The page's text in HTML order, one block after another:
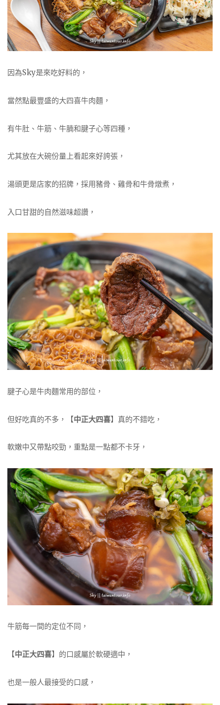
因為Sky是來吃好料的，
當然點最豐盛的大四喜牛肉麵，
有牛肚、牛筋、牛腩和腱子心等四種，
尤其放在大碗份量上看起來好誇張，
湯頭更是店家的招牌，採用豬骨、雞骨和牛骨燉煮，
入口甘甜的自然滋味超讚，
腱子心是牛肉麵常用的部位，
但好吃真的不多，【中正大四喜】真的不錯吃，
軟嫩中又帶點咬勁，重點是一點都不卡牙，
牛筋每一間的定位不同，
【中正大四喜】的口感屬於軟硬適中，
也是一般人最接受的口感，